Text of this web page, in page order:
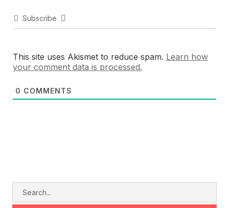
Subscribe
This site uses Akismet to reduce spam. Learn how
your comment data is processed.
0 COMMENTS